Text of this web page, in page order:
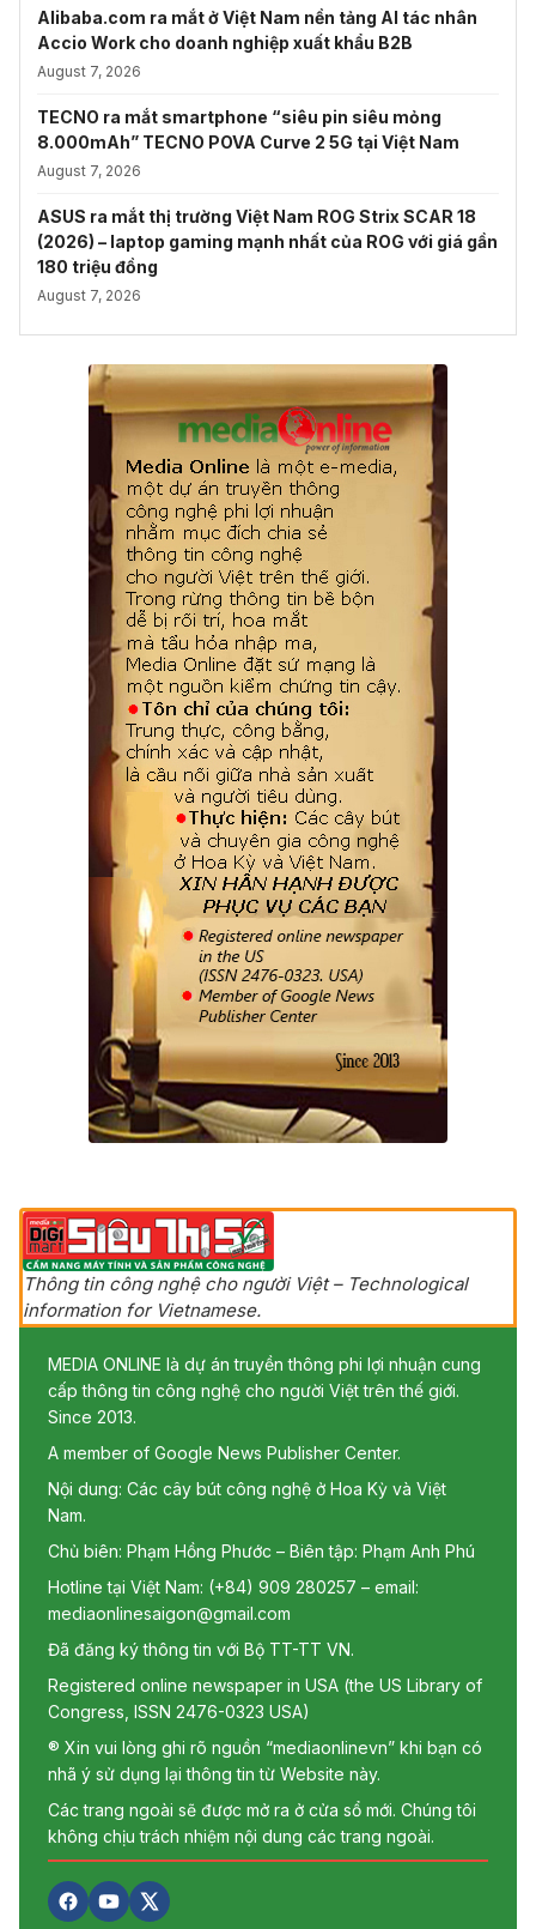
Alibaba.com ra mắt ở Việt Nam nền tảng AI tác nhân
Accio Work cho doanh nghiệp xuất khẩu B2B
August 7, 2026
TECNO ra mắt smartphone “siêu pin siêu mỏng
8.000mAh” TECNO POVA Curve 2 5G tại Việt Nam
August 7, 2026
ASUS ra mắt thị trường Việt Nam ROG Strix SCAR 18
(2026) – laptop gaming mạnh nhất của ROG với giá gần
180 triệu đồng
August 7, 2026
Thông tin công nghệ cho người Việt – Technological
information for Vietnamese.
MEDIA ONLINE là dự án truyền thông phi lợi nhuận cung
cấp thông tin công nghệ cho người Việt trên thế giới.
Since 2013.
A member of Google News Publisher Center.
Nội dung: Các cây bút công nghệ ở Hoa Kỳ và Việt
Nam.
Chủ biên: Phạm Hồng Phước – Biên tập: Phạm Anh Phú
Hotline tại Việt Nam: (+84) 909 280257 – email:
mediaonlinesaigon@gmail.com
Đã đăng ký thông tin với Bộ TT-TT VN.
Registered online newspaper in USA (the US Library of
Congress, ISSN 2476-0323 USA)
® Xin vui lòng ghi rõ nguồn “mediaonlinevn” khi bạn có
nhã ý sử dụng lại thông tin từ Website này.
Các trang ngoài sẽ được mở ra ở cửa sổ mới. Chúng tôi
không chịu trách nhiệm nội dung các trang ngoài.